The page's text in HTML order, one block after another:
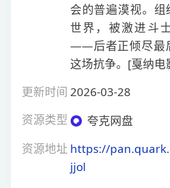
会的普遍漠视。
世界，被激进斗
——后者正倾尽最
这场抗争。[戛纳电
更新时间 2026-03-28
资源类型
夸克网盘
资源地址 https://
jjol